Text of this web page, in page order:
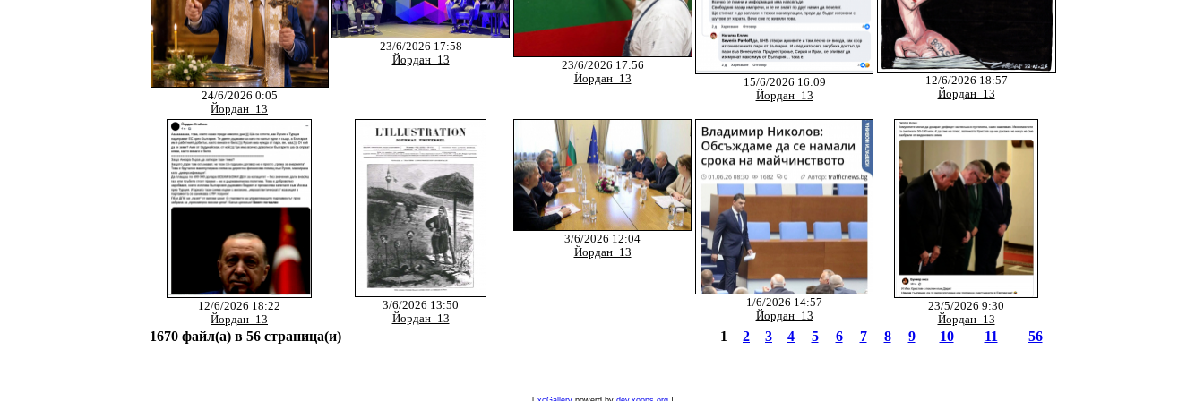
24/6/2026 0:05
Йордан_13
23/6/2026 17:58
Йордан_13
23/6/2026 17:56
Йордан_13
15/6/2026 16:09
Йордан_13
12/6/2026 18:57
Йордан_13
12/6/2026 18:22
Йордан_13
3/6/2026 13:50
Йордан_13
3/6/2026 12:04
Йордан_13
1/6/2026 14:57
Йордан_13
23/5/2026 9:30
Йордан_13
1670 файл(а) в 56 страница(и) 1 2 3 4 5 6 7 8 9 10 11 56